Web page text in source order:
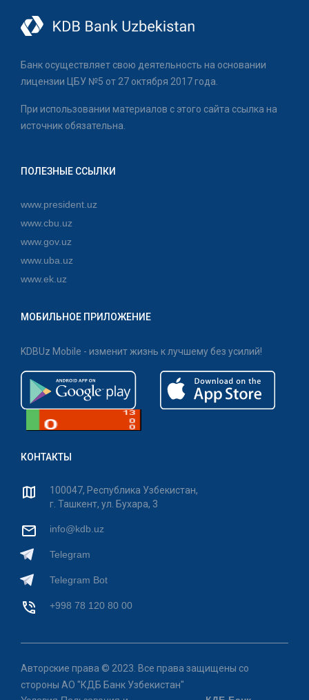
Банк осуществляет свою деятельность на основании
лицензии ЦБУ №5 от 27 октября 2017 года.
При использовании материалов с этого сайта ссылка на
источник обязательна.
ПОЛЕЗНЫЕ ССЫЛКИ
www.president.uz
www.cbu.uz
www.gov.uz
www.uba.uz
www.ek.uz
МОБИЛЬНОЕ ПРИЛОЖЕНИЕ
KDBUz Mobile - изменит жизнь к лучшему без усилий!
КОНТАКТЫ
100047, Республика Узбекистан,
г. Ташкент, ул. Бухара, 3
info@kdb.uz
Telegram
Telegram Bot
+998 78 120 80 00
Авторские права © 2023. Все права защищены со
стороны АО "КДБ Банк Узбекистан"